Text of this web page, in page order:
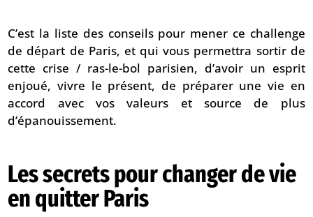
C’est la liste des conseils pour mener ce challenge
de départ de Paris, et qui vous permettra sortir de
cette crise / ras-le-bol parisien, d’avoir un esprit
enjoué, vivre le présent, de préparer une vie en
accord avec vos valeurs et source de plus
d’épanouissement.
Les secrets pour changer de vie
en quitter Paris